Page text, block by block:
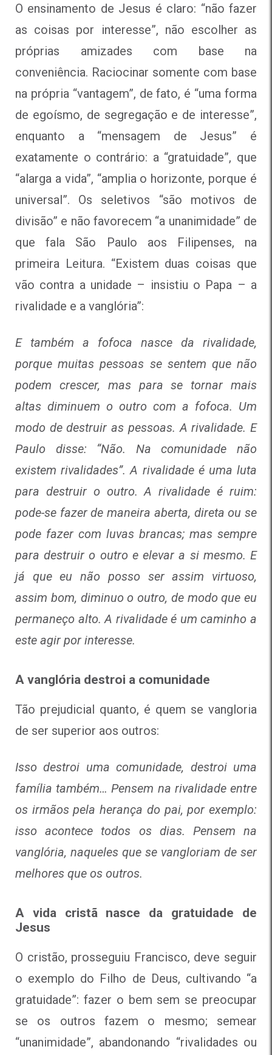
O ensinamento de Jesus é claro: “não fazer
as coisas por interesse”, não escolher as
próprias amizades com base na
conveniência. Raciocinar somente com base
na própria “vantagem”, de fato, é “uma forma
de egoísmo, de segregação e de interesse”,
enquanto a “mensagem de Jesus” é
exatamente o contrário: a “gratuidade”, que
“alarga a vida”, “amplia o horizonte, porque é
universal”. Os seletivos “são motivos de
divisão” e não favorecem “a unanimidade” de
que fala São Paulo aos Filipenses, na
primeira Leitura. “Existem duas coisas que
vão contra a unidade – insistiu o Papa – a
rivalidade e a vanglória”:
E também a fofoca nasce da rivalidade,
porque muitas pessoas se sentem que não
podem crescer, mas para se tornar mais
altas diminuem o outro com a fofoca. Um
modo de destruir as pessoas. A rivalidade. E
Paulo disse: “Não. Na comunidade não
existem rivalidades”. A rivalidade é uma luta
para destruir o outro. A rivalidade é ruim:
pode-se fazer de maneira aberta, direta ou se
pode fazer com luvas brancas; mas sempre
para destruir o outro e elevar a si mesmo. E
já que eu não posso ser assim virtuoso,
assim bom, diminuo o outro, de modo que eu
permaneço alto. A rivalidade é um caminho a
este agir por interesse.
A vanglória destroi a comunidade
Tão prejudicial quanto, é quem se vangloria
de ser superior aos outros:
Isso destroi uma comunidade, destroi uma
família também… Pensem na rivalidade entre
os irmãos pela herança do pai, por exemplo:
isso acontece todos os dias. Pensem na
vanglória, naqueles que se vangloriam de ser
melhores que os outros.
A vida cristã nasce da gratuidade de
Jesus
O cristão, prosseguiu Francisco, deve seguir
o exemplo do Filho de Deus, cultivando “a
gratuidade”: fazer o bem sem se preocupar
se os outros fazem o mesmo; semear
“unanimidade”, abandonando “rivalidades ou